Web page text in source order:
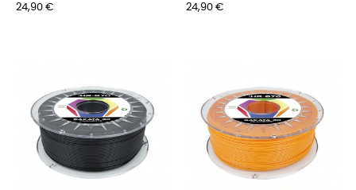
Preis
24,90 €
Preis
24,90 €